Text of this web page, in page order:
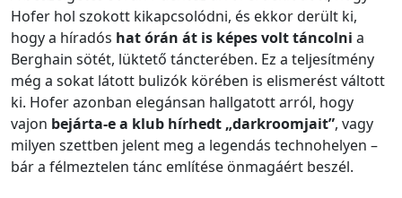
Hofer hol szokott kikapcsolódni, és ekkor derült ki,
hogy a híradós hat órán át is képes volt táncolni a
Berghain sötét, lüktető táncterében. Ez a teljesítmény
még a sokat látott bulizók körében is elismerést váltott
ki. Hofer azonban elegánsan hallgatott arról, hogy
vajon bejárta-e a klub hírhedt „darkroomjait”, vagy
milyen szettben jelent meg a legendás technohelyen –
bár a félmeztelen tánc említése önmagáért beszél.